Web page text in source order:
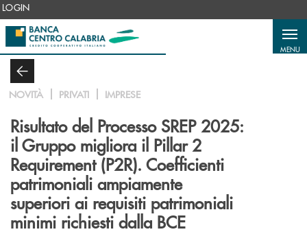
Salta al contenuto principale
LOGIN
MENU
NOVITÀ PRIVATI IMPRESE
Risultato del Processo SREP 2025:
il Gruppo migliora il Pillar 2
Requirement (P2R). Coefficienti
patrimoniali ampiamente
superiori ai requisiti patrimoniali
minimi richiesti dalla BCE